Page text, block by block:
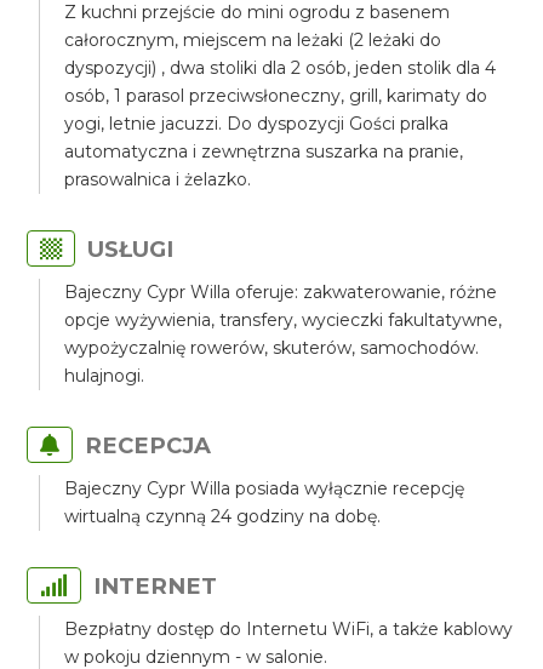
Z kuchni przejście do mini ogrodu z basenem
całorocznym, miejscem na leżaki (2 leżaki do
dyspozycji) , dwa stoliki dla 2 osób, jeden stolik dla 4
osób, 1 parasol przeciwsłoneczny, grill, karimaty do
yogi, letnie jacuzzi. Do dyspozycji Gości pralka
automatyczna i zewnętrzna suszarka na pranie,
prasowalnica i żelazko.
USŁUGI
Bajeczny Cypr Willa oferuje: zakwaterowanie, różne
opcje wyżywienia, transfery, wycieczki fakultatywne,
wypożyczalnię rowerów, skuterów, samochodów.
hulajnogi.
RECEPCJA
Bajeczny Cypr Willa posiada wyłącznie recepcję
wirtualną czynną 24 godziny na dobę.
INTERNET
Bezpłatny dostęp do Internetu WiFi, a także kablowy
w pokoju dziennym - w salonie.